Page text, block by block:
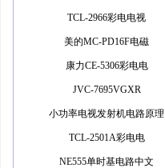
TCL-2966彩电电视
美的MC-PD16F电磁
康力CE-5306彩电电
JVC-7695VGXR
小功率电视发射机电路原理
TCL-2501A彩电电
NE555单时基电路中文